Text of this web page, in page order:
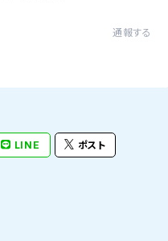
通報する
LINE ポスト